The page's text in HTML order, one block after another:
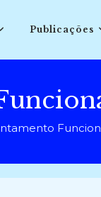
Publicações